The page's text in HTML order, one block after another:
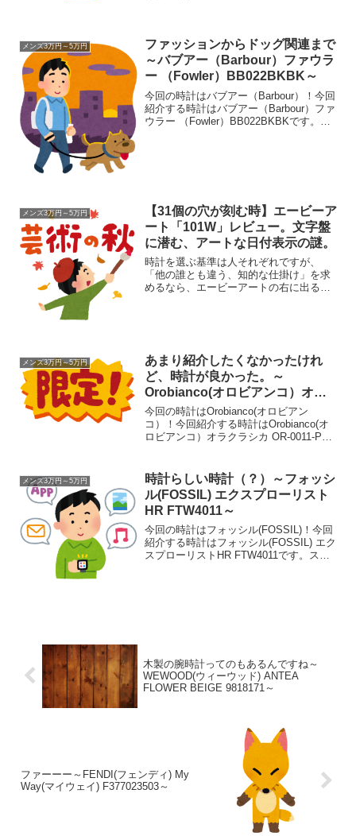
メンズ3万円～5万円
ファッションからドッグ関連まで
～バブアー（Barbour）ファウラ
ー （Fowler）BB022BKBK～
今回の時計はバブアー（Barbour）！今回
紹介する時計はバブアー（Barbour）ファ
ウラー （Fowler）BB022BKBKです。
メンズ3万円～5万円
【31個の穴が刻む時】エービーア
ート「101W」レビュー。文字盤
に潜む、アートな日付表示の謎。
時計を選ぶ基準は人それぞれですが、
「他の誰とも違う、知的な仕掛け」を求
めるなら、エービーアートの右に出るも
メンズ3万円～5万円
あまり紹介したくなかったけれ
ど、時計が良かった。～
Orobianco(オロビアンコ）オラ
クラシカ OR-0011-PP1～
今回の時計はOrobianco(オロビアン
コ）！今回紹介する時計はOrobianco(オ
ロビアンコ）オラクラシカ OR-0011-PP1
見て回っていますと、この時計に限...
メンズ3万円～5万円
時計らしい時計（？）～フォッシ
ル(FOSSIL) エクスプローリスト
HR FTW4011～
今回の時計はフォッシル(FOSSIL)！今回
紹介する時計はフォッシル(FOSSIL) エク
スプローリストHR FTW4011です。スマ
木製の腕時計ってのもあるんですね～
WEWOOD(ウィーウッド) ANTEA
FLOWER BEIGE 9818171～
ファーーー～FENDI(フェンディ) My
Way(マイウェイ) F377023503～